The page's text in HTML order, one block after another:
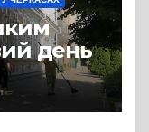
день